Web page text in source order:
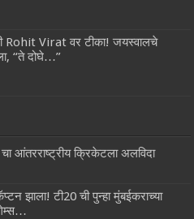
Rohit Virat वर टीका! जयस्वालचे
“ते दोघे…”
क्रिकेटला अलविदा
झाला! टी20 ची पुन्हा मुंबईकराच्या